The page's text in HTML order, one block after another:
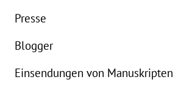
Presse
Blogger
Einsendungen von Manuskripten